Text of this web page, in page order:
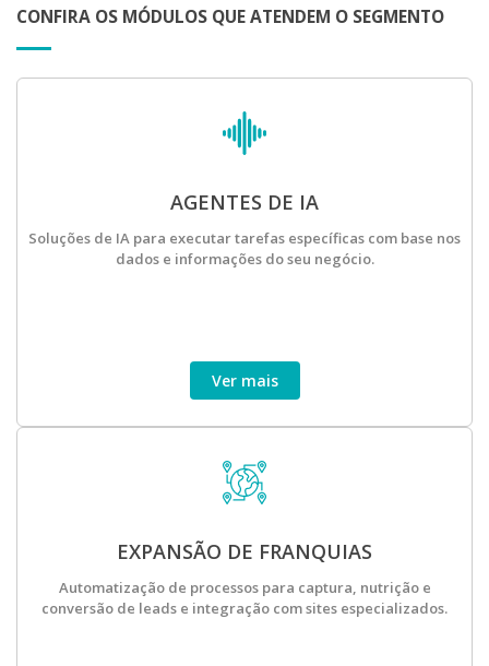
CONFIRA OS MÓDULOS QUE ATENDEM O SEGMENTO
AGENTES DE IA
Soluções de IA para executar tarefas específicas com base nos
dados e informações do seu negócio.
Ver mais
EXPANSÃO DE FRANQUIAS
Automatização de processos para captura, nutrição e
conversão de leads e integração com sites especializados.